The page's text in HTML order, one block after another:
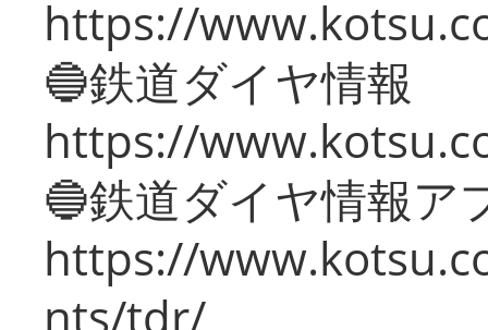
https://
🔵鉄道ダイヤ情報
https://
🔵鉄道ダイヤ情報ア
https://
nts/tdr/